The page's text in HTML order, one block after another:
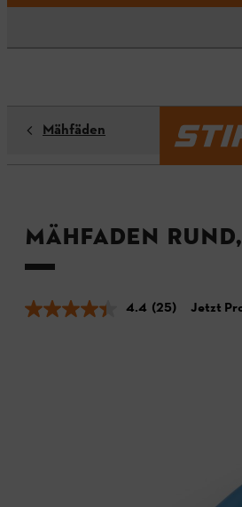
Mähfäden
Mähfaden rund,
4.4 (25) Jetzt